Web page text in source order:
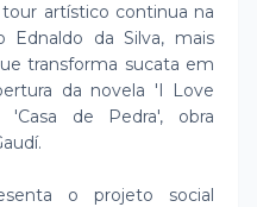
tour artístico continua na
Ednaldo da Silva, mais
transforma sucata em
da novela 'I Love
'Casa de Pedra', obra
o projeto social